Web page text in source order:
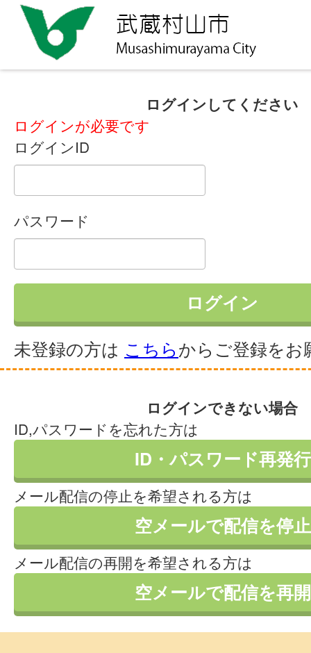
ログインしてください
ログインが必要です
ログインID
パスワード
未登録の方は こちらからご登録をお
ログインできない場合
ID,パスワードを忘れた方は
ID・パスワード再発行
メール配信の停止を希望される方は
空メールで配信を停止
メール配信の再開を希望される方は
空メールで配信を再開